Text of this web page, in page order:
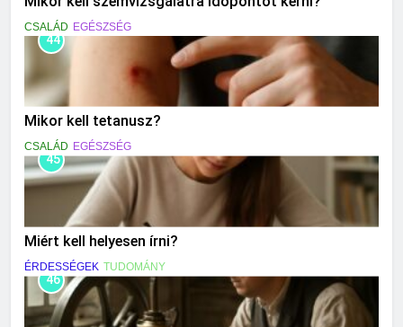
CSALÁD EGÉSZSÉG
44
Mikor kell tetanusz?
CSALÁD EGÉSZSÉG
45
Miért kell helyesen írni?
ÉRDESSÉGEK TUDOMÁNY
46